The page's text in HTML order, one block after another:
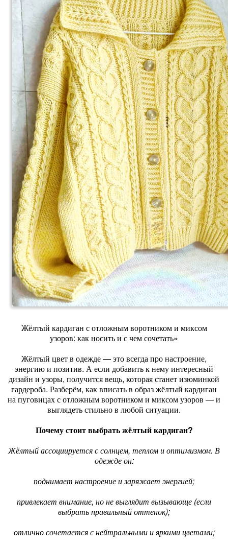
Жёлтый кардиган с отложным воротником и миксом
узоров: как носить и с чем сочетать»
Жёлтый цвет в одежде — это всегда про настроение,
энергию и позитив. А если добавить к нему интересный
дизайн и узоры, получится вещь, которая станет изюминкой
гардероба. Разберём, как вписать в образ жёлтый кардиган
на пуговицах с отложным воротником и миксом узоров — и
выглядеть стильно в любой ситуации.
Почему стоит выбрать жёлтый кардиган?
Жёлтый ассоциируется с солнцем, теплом и оптимизмом. В
одежде он:
поднимает настроение и заряжает энергией;
привлекает внимание, но не выглядит вызывающе (если
выбрать правильный оттенок);
отлично сочетается с нейтральными и яркими цветами;